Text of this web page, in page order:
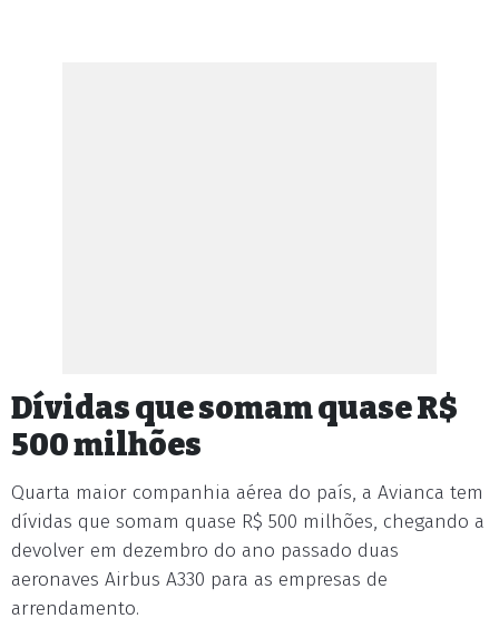
Dívidas que somam quase R$
500 milhões
Quarta maior companhia aérea do país, a Avianca tem
dívidas que somam quase R$ 500 milhões, chegando a
devolver em dezembro do ano passado duas
aeronaves Airbus A330 para as empresas de
arrendamento.